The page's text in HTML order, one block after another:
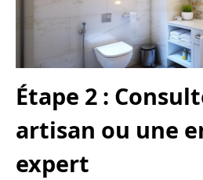
Étape 2 :
artisan ou une
expert